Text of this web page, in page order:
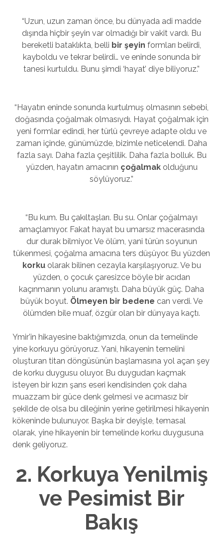
“Uzun, uzun zaman önce, bu dünyada adi madde
dışında hiçbir şeyin var olmadığı bir vakit vardı. Bu
bereketli bataklıkta, belli bir şeyin formları belirdi,
kayboldu ve tekrar belirdi… ve eninde sonunda bir
tanesi kurtuldu. Bunu şimdi ‘hayat’ diye biliyoruz.”
“Hayatın eninde sonunda kurtulmuş olmasının sebebi,
doğasında çoğalmak olmasıydı. Hayat çoğalmak için
yeni formlar edindi, her türlü çevreye adapte oldu ve
zaman içinde, günümüzde, bizimle neticelendi. Daha
fazla sayı. Daha fazla çeşitlilik. Daha fazla bolluk. Bu
yüzden, hayatın amacının çoğalmakolduğunu
söylüyoruz.”
“Bu kum. Bu çakıltaşları. Bu su. Onlar çoğalmayı
amaçlamıyor. Fakat hayat bu umarsız macerasında
dur durak bilmiyor. Ve ölüm, yani türün soyunun
tükenmesi, çoğalma amacına ters düşüyor. Bu yüzden
korkuolarak bilinen cezayla karşılaşıyoruz. Ve bu
yüzden, o çocuk çaresizce böyle bir acıdan
kaçınmanın yolunu aramıştı. Daha büyük güç. Daha
büyük boyut. Ölmeyen bir bedene can verdi. Ve
ölümden bile muaf, özgür olan bir dünyaya kaçtı.
Ymir’in hikayesine baktığımızda, onun da temelinde
yine korkuyu görüyoruz. Yani, hikayenin temelini
oluşturan titan döngüsünün başlamasına yol açan şey
de korku duygusu oluyor. Bu duygudan kaçmak
isteyen bir kızın şans eseri kendisinden çok daha
muazzam bir güce denk gelmesi ve acımasız bir
şekilde de olsa bu dileğinin yerine getirilmesi hikayenin
kökeninde bulunuyor. Başka bir deyişle, temasal
olarak, yine hikayenin bir temelinde korku duygusuna
denk geliyoruz.
2. Korkuya Yenilmiş
ve Pesimist Bir
Bakış